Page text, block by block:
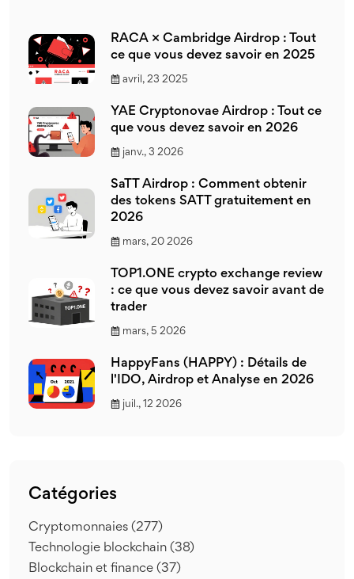
RACA × Cambridge Airdrop : Tout
ce que vous devez savoir en 2025
avril, 23 2025
YAE Cryptonovae Airdrop : Tout ce
que vous devez savoir en 2026
janv., 3 2026
SaTT Airdrop : Comment obtenir
des tokens SATT gratuitement en
2026
mars, 20 2026
TOP1.ONE crypto exchange review
: ce que vous devez savoir avant de
trader
mars, 5 2026
HappyFans (HAPPY) : Détails de
l'IDO, Airdrop et Analyse en 2026
juil., 12 2026
Catégories
Cryptomonnaies (277)
Technologie blockchain (38)
Blockchain et finance (37)